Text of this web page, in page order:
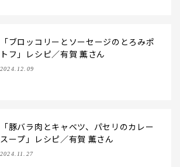
「ブロッコリーとソーセージのとろみポ
トフ」レシピ／有賀 薫さん
2024.12.09
「豚バラ肉とキャベツ、パセリのカレー
スープ」レシピ／有賀 薫さん
2024.11.27